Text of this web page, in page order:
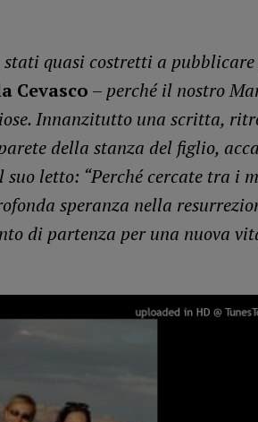
stati quasi costretti a pubblicare
Cevasco –perché il nostro
Innanzitutto una scritta,
della stanza del figlio,
suo letto: “Perché cercate tra i
speranza nella
di partenza per una nuova